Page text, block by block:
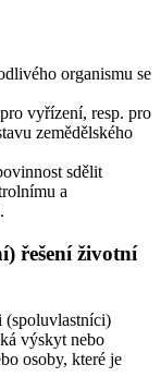
organismu se
vyřízení, resp. pro
zemědělského
sdělit
a
řešení životní
(spoluvlastníci)
výskyt nebo
osoby, které je